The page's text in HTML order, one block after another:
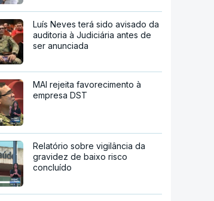
Luís Neves terá sido avisado da
auditoria à Judiciária antes de
ser anunciada
MAI rejeita favorecimento à
empresa DST
Relatório sobre vigilância da
gravidez de baixo risco
concluído